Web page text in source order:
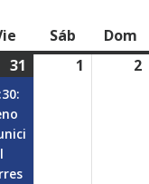
viernes
Sáb sábado
Dom
31 1 agosto2